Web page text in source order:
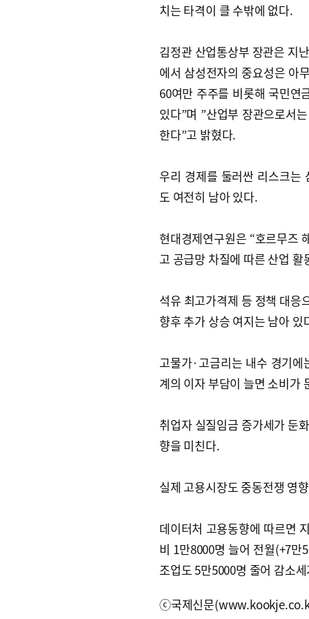
치는 타격이 클 수밖에 없다.
김정관 산업통상부 장관은 지
에서 삼성전자의 중요성은 아
60여만 주주를 비롯해 국민연
있다”며 ”산업부 장관으로서
한다”고 밝혔다.
우리 경제를 둘러싼 리스크는
도 여전히 남아 있다.
현대경제연구원은 “호르무즈
고 공급망 차질에 따른 산업
석유 최고가격제 등 정책 대응
향후 추가 상승 여지는 남아 있
고물가·고금리는 내수 경기
계의 이자 부담이 늘면 소비가
취업자 실질임금 증가세가 둔
향을 미친다.
실제 고용시장도 중동전쟁 영
데이터처 고용동향에 따르면
비 1만8000명 늘어 전월(+7
조업도 5만5000명 줄어 감소
ⓒ국제신문